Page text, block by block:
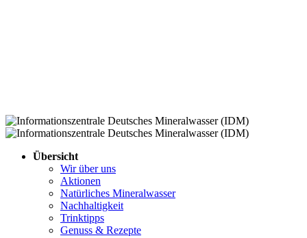
Übersicht
Wir über uns
Aktionen
Natürliches Mineralwasser
Nachhaltigkeit
Trinktipps
Genuss & Rezepte